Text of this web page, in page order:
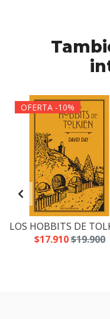
OFERTA -10%
LOS HOBBITS DE
$17.910$19.900